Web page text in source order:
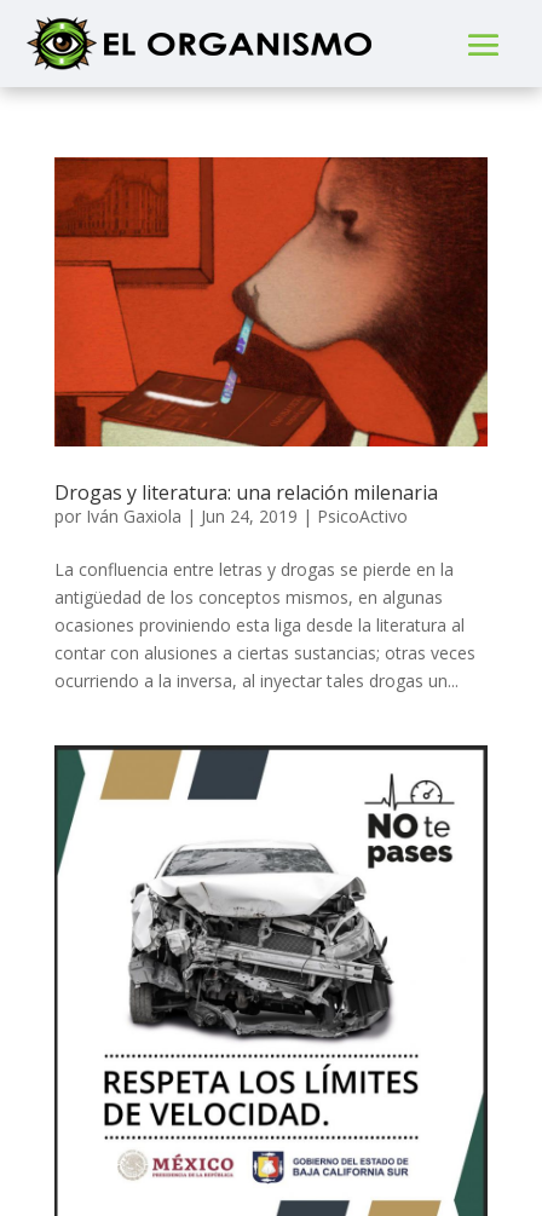
Drogas y literatura: una relación milenaria
por Iván Gaxiola | Jun 24, 2019 | PsicoActivo
La confluencia entre letras y drogas se pierde en la
antigüedad de los conceptos mismos, en algunas
ocasiones proviniendo esta liga desde la literatura al
contar con alusiones a ciertas sustancias; otras veces
ocurriendo a la inversa, al inyectar tales drogas un...